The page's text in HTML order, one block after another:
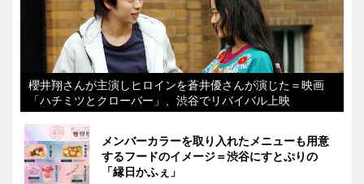
櫻井翔さんが主演しヒロインを蒼井優さんが演じた＝映画
「ハチミツとクローバー」、渋谷でリバイバル上映
メンバーカラーを取り入れたメニューも用意
するフードのイメージ＝渋谷にすとぷりの
「縁日かふぇ」